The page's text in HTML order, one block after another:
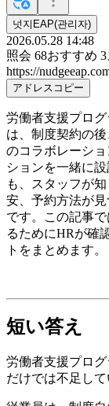
넛지EAP(관리자)
2026.05.28 14:48
照会 68おすすめ 3
https://
アドレスコピー
労働者支援プロ
は、制度契約の
のコラボレーシ
ションを一緒に
も、スタッフが
安、予約方法が
です。この記事
るためにHRが確
トをまとめます。
短い答え
労働者支援プロ
だけでは不足して